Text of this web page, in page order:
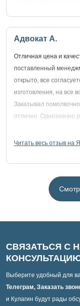
Адвокат А.
Отличная цена и
поставленный
открыто, все
изготовления, на все
Заказывал
отлично. Однозначно
Читать весь отзыв на
СВЯЗАТЬСЯ С
Выберите удобный для
Телеграм, Заказать
и Кулагин будут рады